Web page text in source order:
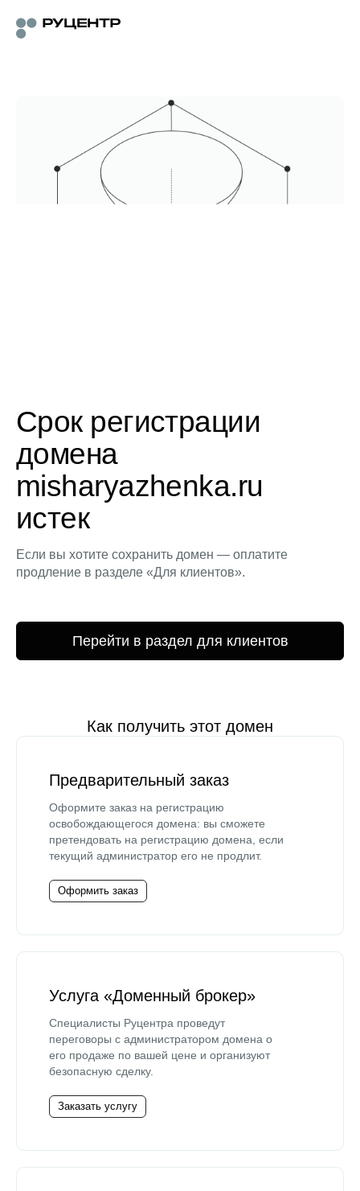
Срок регистрации
домена
misharyazhenka.ru
истек
Если вы хотите сохранить домен — оплатите
продление в разделе «Для клиентов».
Перейти в раздел для клиентов
Как получить этот домен
Предварительный заказ
Оформите заказ на регистрацию
освобождающегося домена: вы сможете
претендовать на регистрацию домена, если
текущий администратор его не продлит.
Оформить заказ
Услуга «Доменный брокер»
Специалисты Руцентра проведут
переговоры с администратором домена о
его продаже по вашей цене и организуют
безопасную сделку.
Заказать услугу